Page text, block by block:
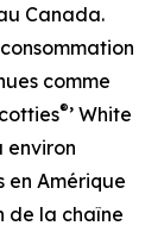
Canada.
comme
®’ White
environ
en Amérique
de la chaîne